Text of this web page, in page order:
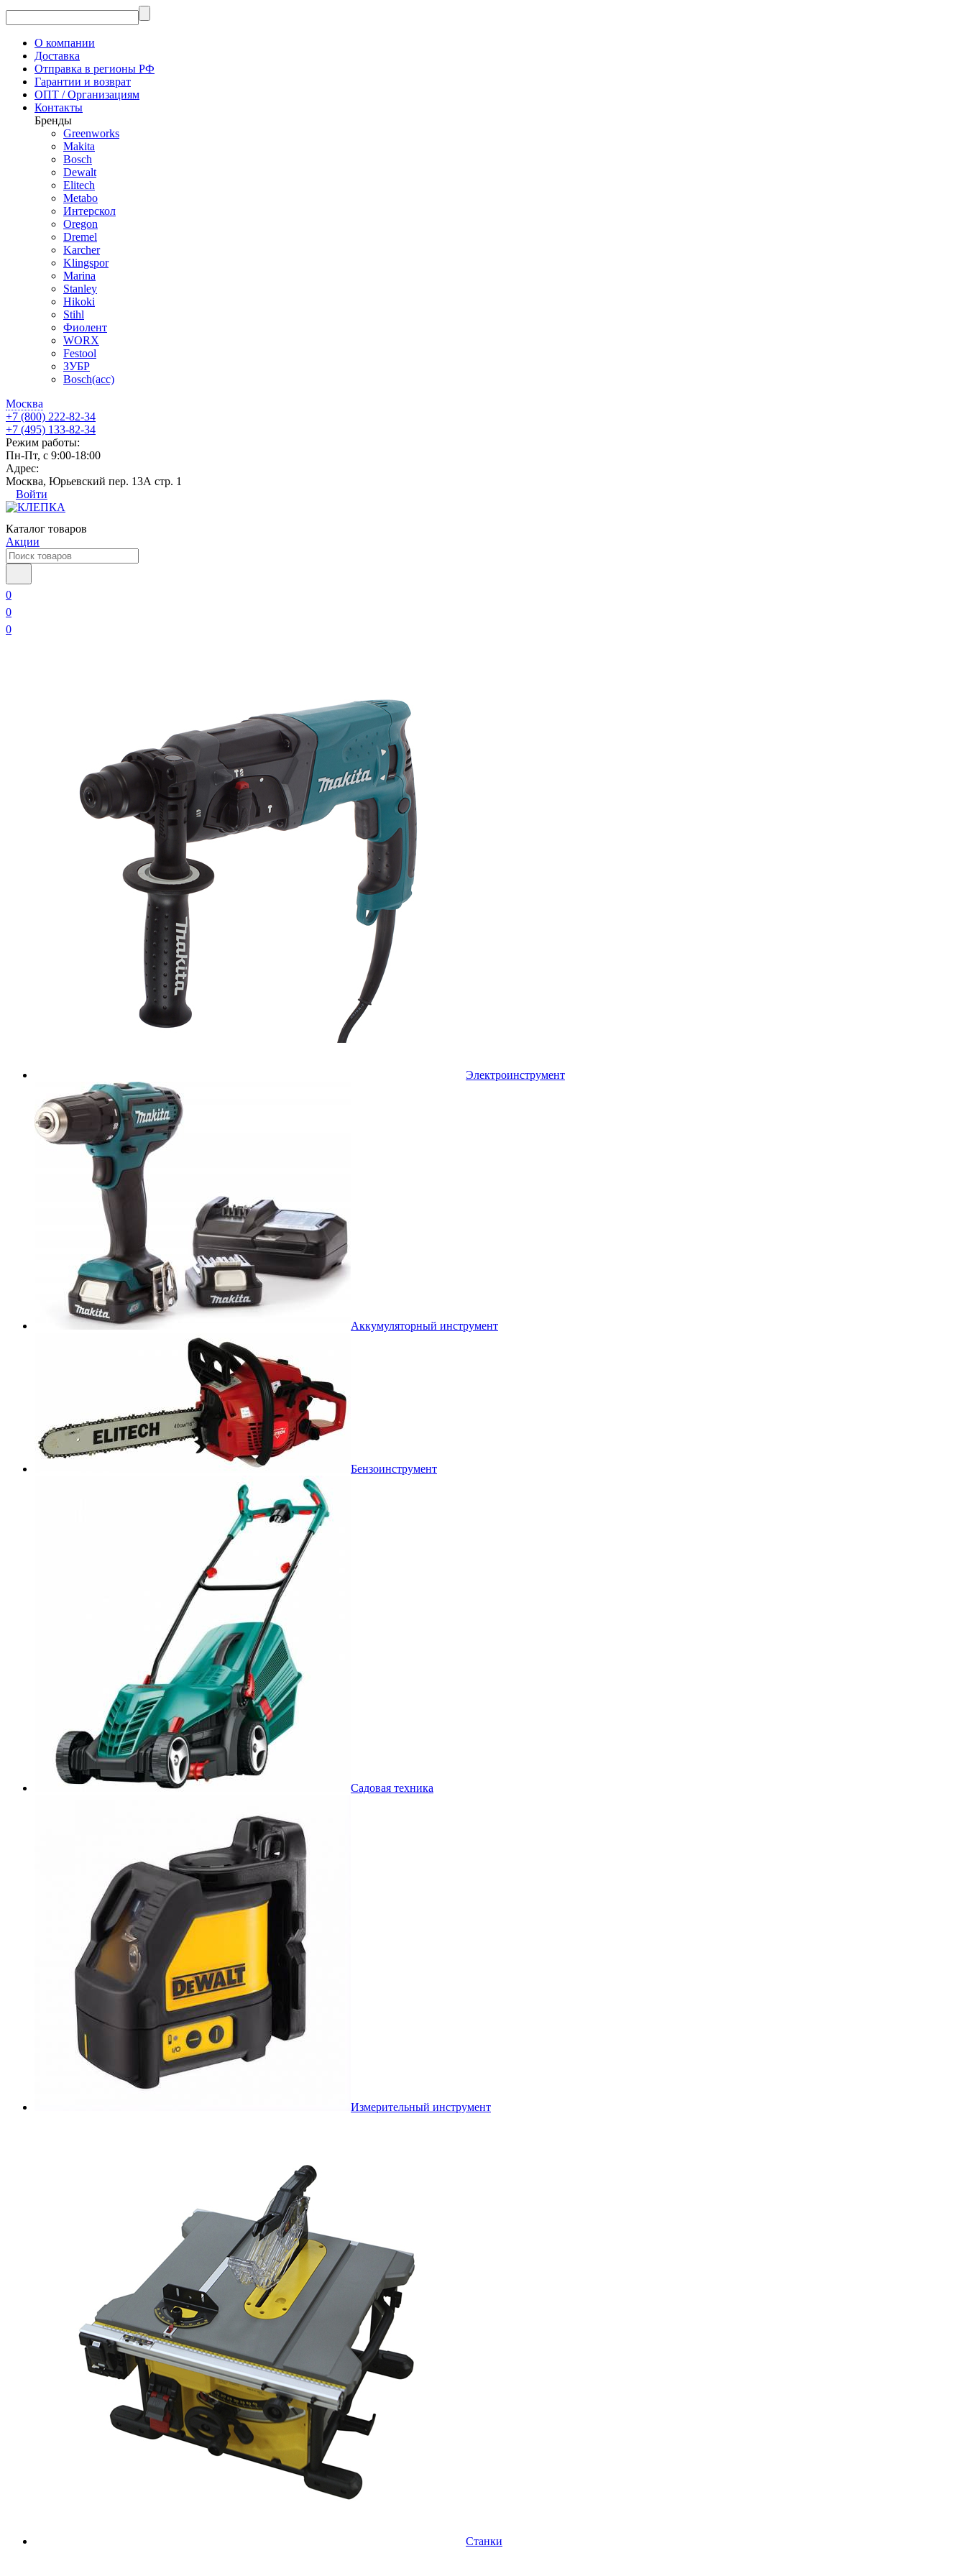
О компании
Доставка
Отправка в регионы РФ
Гарантии и возврат
ОПТ / Организациям
Контакты
Бренды
Greenworks
Makita
Bosch
Dewalt
Elitech
Metabo
Интерскол
Oregon
Dremel
Karcher
Klingspor
Marina
Stanley
Hikoki
Stihl
Фиолент
WORX
Festool
ЗУБР
Bosch(acc)
Москва
+7 (800) 222-82-34
+7 (495) 133-82-34
Режим работы:
Пн-Пт, с 9:00-18:00
Адрес:
Москва, Юрьевский пер. 13А стр. 1
Войти
Каталог товаров
Акции
0
0
0
Электроинструмент
Аккумуляторный инструмент
Бензоинструмент
Садовая техника
Измерительный инструмент
Станки